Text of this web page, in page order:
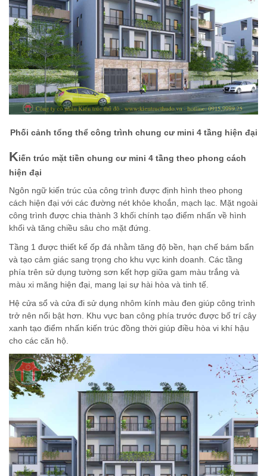
Phối cảnh tổng thể công trình chung cư mini 4 tầng hiện đại
Kiến trúc mặt tiền chung cư mini 4 tầng theo phong cách
hiện đại
Ngôn ngữ kiến trúc của công trình được định hình theo phong
cách hiện đại với các đường nét khỏe khoắn, mạch lạc. Mặt ngoài
công trình được chia thành 3 khối chính tạo điểm nhấn về hình
khối và tăng chiều sâu cho mặt đứng.
Tầng 1 được thiết kế ốp đá nhằm tăng độ bền, hạn chế bám bẩn
và tạo cảm giác sang trọng cho khu vực kinh doanh. Các tầng
phía trên sử dụng tường sơn kết hợp giữa gam màu trắng và
màu xi măng hiện đại, mang lại sự hài hòa và tinh tế.
Hệ cửa sổ và cửa đi sử dụng nhôm kính màu đen giúp công trình
trở nên nổi bật hơn. Khu vực ban công phía trước được bố trí cây
xanh tạo điểm nhấn kiến trúc đồng thời giúp điều hòa vi khí hậu
cho các căn hộ.